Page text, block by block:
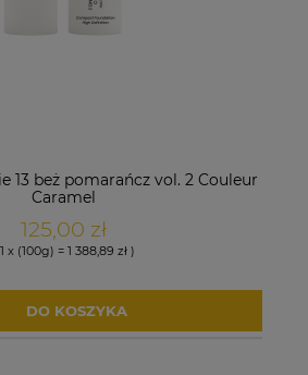
13 beż pomarańcz vol. 2 Couleur
Caramel
125,00 zł
x (100g) = 1 388,89 zł )
DO KOSZYKA